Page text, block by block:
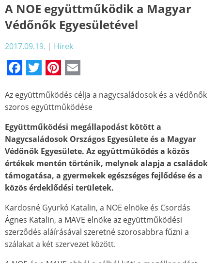
A NOE együttműködik a Magyar
Védőnők Egyesületével
2017.09.19. | Hírek
Facebook
TwitterPinterest
Az együttműködés célja a nagycsaládosok és a védőnők
szoros együttműködése
Együttműködési megállapodást kötött a
Nagycsaládosok Országos Egyesülete és a Magyar
Védőnők Egyesülete. Az együttműködés a közös
értékek mentén történik, melynek alapja a családok
támogatása, a gyermekek egészséges fejlődése és a
közös érdeklődési területek.
Kardosné Gyurkó Katalin, a NOE elnöke és Csordás
Ágnes Katalin, a MAVE elnöke az együttműködési
szerződés aláírásával szeretné szorosabbra fűzni a
szálakat a két szervezet között.